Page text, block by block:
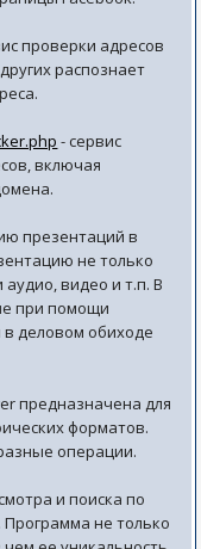
проверки адресов
распознает
- сервис
включая
презентаций в
не только
видео и т.п. В
при помощи
деловом обиходе
предназначена для
форматов.
операции.
и поиска по
не только